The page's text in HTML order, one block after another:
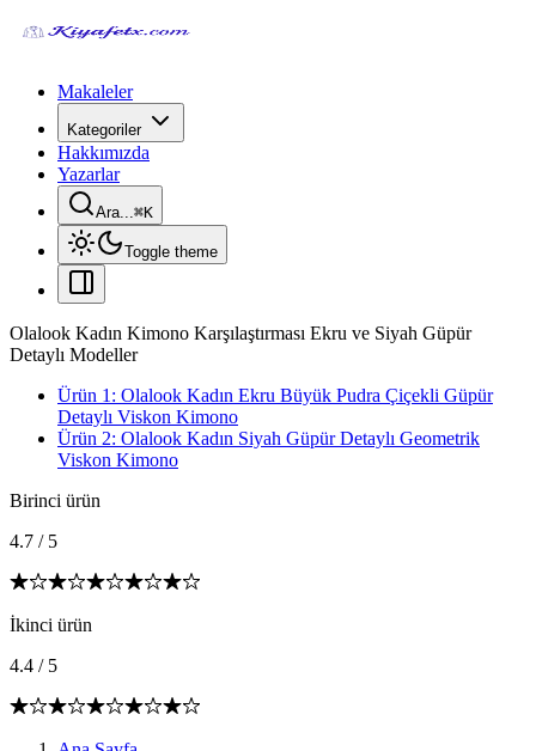
Makaleler
Kategoriler
Hakkımızda
Yazarlar
Ara...⌘K
Toggle theme
Olalook Kadın Kimono Karşılaştırması Ekru ve Siyah Güpür
Detaylı Modeller
Ürün 1: Olalook Kadın Ekru Büyük Pudra Çiçekli Güpür
Detaylı Viskon Kimono
Ürün 2: Olalook Kadın Siyah Güpür Detaylı Geometrik
Viskon Kimono
Birinci ürün
4.7 / 5
İkinci ürün
4.4 / 5